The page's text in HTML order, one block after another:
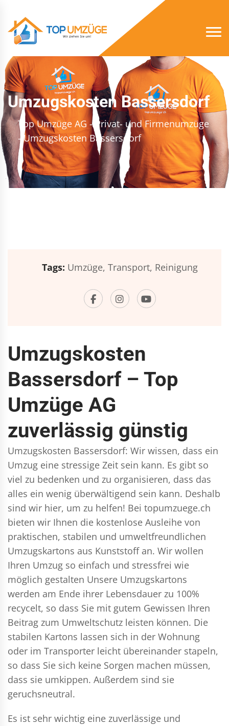
Umzugskosten Bassersdorf
Top Umzüge AG - Privat- und Firmenumzüge
- Umzugskosten Bassersdorf
Tags: Umzüge, Transport, Reinigung
Umzugskosten
Bassersdorf – Top
Umzüge AG
zuverlässig günstig
Umzugskosten Bassersdorf: Wir wissen, dass ein
Umzug eine stressige Zeit sein kann. Es gibt so
viel zu bedenken und zu organisieren, dass das
alles ein wenig überwältigend sein kann. Deshalb
sind wir hier, um zu helfen! Bei topumzuege.ch
bieten wir Ihnen die kostenlose Ausleihe von
praktischen, stabilen und umweltfreundlichen
Umzugskartons aus Kunststoff an. Wir wollen
Ihren Umzug so einfach und stressfrei wie
möglich gestalten Unsere Umzugskartons
werden am Ende ihrer Lebensdauer zu 100%
recycelt, so dass Sie mit gutem Gewissen Ihren
Beitrag zum Umweltschutz leisten können. Die
stabilen Kartons lassen sich in der Wohnung
oder im Transporter leicht übereinander stapeln,
so dass Sie sich keine Sorgen machen müssen,
dass sie umkippen. Außerdem sind sie
geruchsneutral.
Es ist sehr wichtig eine zuverlässige und